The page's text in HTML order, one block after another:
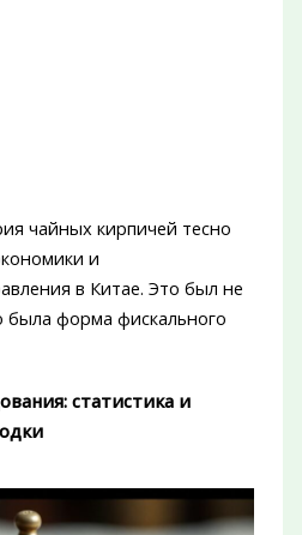
чайных кирпичей тесно
и
в Китае. Это был не
была форма фискального
статистика и